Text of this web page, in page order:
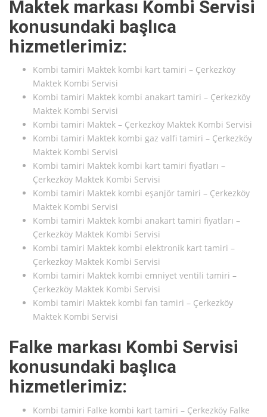
Maktek markası Kombi Servisi
konusundaki başlıca
hizmetlerimiz:
Kombi tamiri Maktek kombi kart tamiri – Çerkezköy
Maktek Kombi Servisi
Kombi tamiri Maktek kombi anakart tamiri – Çerkezköy
Maktek Kombi Servisi
Kombi tamiri Maktek – Çerkezköy Maktek Kombi Servisi
Kombi tamiri Maktek kombi gaz valfi tamiri – Çerkezköy
Maktek Kombi Servisi
Kombi tamiri Maktek kombi kart tamiri fiyatları –
Çerkezköy Maktek Kombi Servisi
Kombi tamiri Maktek kombi eşanjör tamiri – Çerkezköy
Maktek Kombi Servisi
Kombi tamiri Maktek kombi anakart tamiri fiyatları –
Çerkezköy Maktek Kombi Servisi
Kombi tamiri Maktek kombi elektronik kart tamiri –
Çerkezköy Maktek Kombi Servisi
Kombi tamiri Maktek kombi emniyet ventili tamiri –
Çerkezköy Maktek Kombi Servisi
Kombi tamiri Maktek kombi fan tamiri – Çerkezköy
Maktek Kombi Servisi
Falke markası Kombi Servisi
konusundaki başlıca
hizmetlerimiz:
Kombi tamiri Falke kombi kart tamiri – Çerkezköy Falke